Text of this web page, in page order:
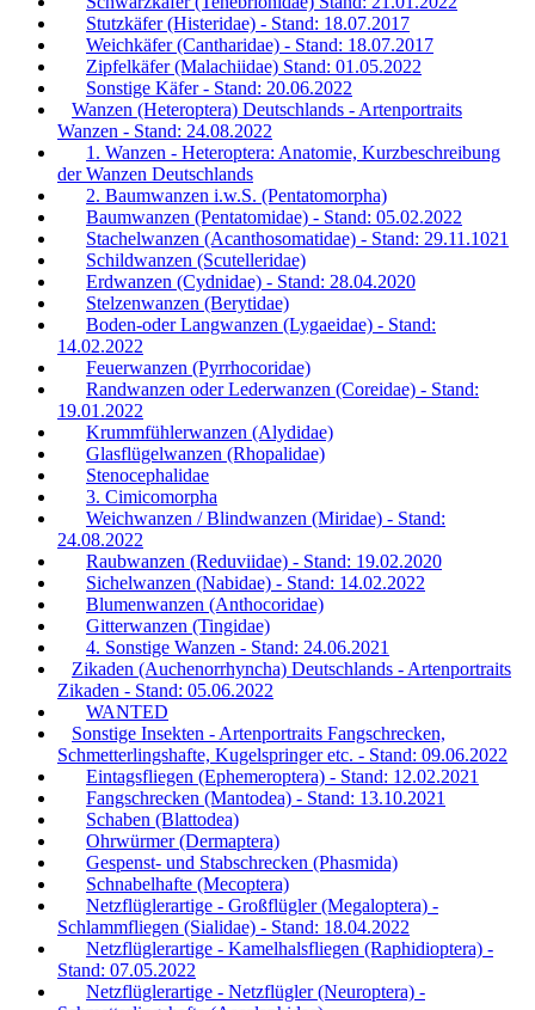
Stutzkäfer (Histeridae) - Stand: 18.07.2017
Weichkäfer (Cantharidae) - Stand: 18.07.2017
Zipfelkäfer (Malachiidae) Stand: 01.05.2022
Sonstige Käfer - Stand: 20.06.2022
Wanzen (Heteroptera) Deutschlands - Artenportraits
Wanzen - Stand: 24.08.2022
1. Wanzen - Heteroptera: Anatomie, Kurzbeschreibung
der Wanzen Deutschlands
2. Baumwanzen i.w.S. (Pentatomorpha)
Baumwanzen (Pentatomidae) - Stand: 05.02.2022
Stachelwanzen (Acanthosomatidae) - Stand: 29.11.1021
Schildwanzen (Scutelleridae)
Erdwanzen (Cydnidae) - Stand: 28.04.2020
Stelzenwanzen (Berytidae)
Boden-oder Langwanzen (Lygaeidae) - Stand:
14.02.2022
Feuerwanzen (Pyrrhocoridae)
Randwanzen oder Lederwanzen (Coreidae) - Stand:
19.01.2022
Krummfühlerwanzen (Alydidae)
Glasflügelwanzen (Rhopalidae)
Stenocephalidae
3. Cimicomorpha
Weichwanzen / Blindwanzen (Miridae) - Stand:
24.08.2022
Raubwanzen (Reduviidae) - Stand: 19.02.2020
Sichelwanzen (Nabidae) - Stand: 14.02.2022
Blumenwanzen (Anthocoridae)
Gitterwanzen (Tingidae)
4. Sonstige Wanzen - Stand: 24.06.2021
Zikaden (Auchenorrhyncha) Deutschlands - Artenportraits
Zikaden - Stand: 05.06.2022
WANTED
Sonstige Insekten - Artenportraits Fangschrecken,
Schmetterlingshafte, Kugelspringer etc. - Stand: 09.06.2022
Eintagsfliegen (Ephemeroptera) - Stand: 12.02.2021
Fangschrecken (Mantodea) - Stand: 13.10.2021
Schaben (Blattodea)
Ohrwürmer (Dermaptera)
Gespenst- und Stabschrecken (Phasmida)
Schnabelhafte (Mecoptera)
Netzflüglerartige - Großflügler (Megaloptera) -
Schlammfliegen (Sialidae) - Stand: 18.04.2022
Netzflüglerartige - Kamelhalsfliegen (Raphidioptera) -
Stand: 07.05.2022
Netzflüglerartige - Netzflügler (Neuroptera) -